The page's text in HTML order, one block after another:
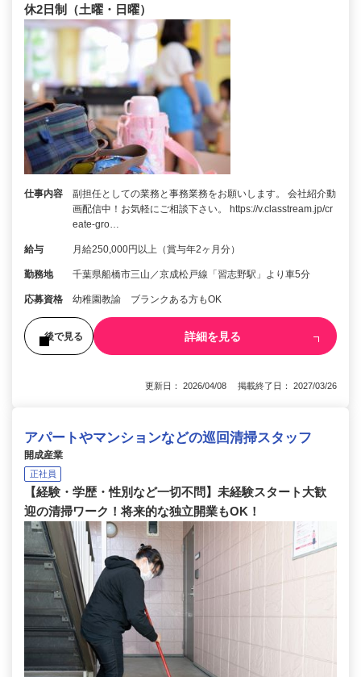
休2日制（土曜・日曜）
仕事内容
副担任としての業務と事務業務をお願いします。 会社紹介動
画配信中！お気軽にご相談下さい。 https://v.classtream.jp/cr
eate-gro…
給与 月給250,000円以上（賞与年2ヶ月分）
勤務地 千葉県船橋市三山／京成松戸線「習志野駅」より車5分
応募資格 幼稚園教諭 ブランクある方もOK
後で見る 詳細を見る
更新日： 2026/04/08 掲載終了日： 2027/03/26
アパートやマンションなどの巡回清掃スタッフ
開成産業
正社員
【経験・学歴・性別など一切不問】未経験スタート大歓
迎の清掃ワーク！将来的な独立開業もOK！